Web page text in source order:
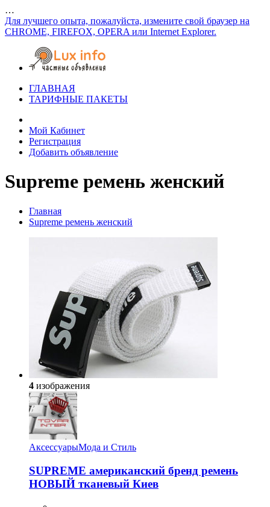
…
Для лучшего опыта, пожалуйста, измените свой браузер на
CHROME, FIREFOX, OPERA или Internet Explorer.
ГЛАВНАЯ
ТАРИФНЫЕ ПАКЕТЫ
Мой Кабинет
Регистрация
Добавить объявление
Supreme ремень женский
Главная
Supreme ремень женский
4 изображения
АксессуарыМода и Стиль
SUPREME американский бренд ремень
НОВЫЙ тканевый Киев